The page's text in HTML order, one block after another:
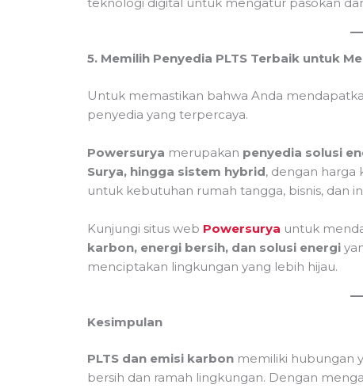
5. Memilih Penyedia PLTS Terbaik untuk
Untuk memastikan bahwa Anda
penyedia yang terpercaya.
Powersurya merupakan penyedia solusi
Surya, hingga sistem hybrid, dengan harga
untuk kebutuhan rumah tangga, bisnis, dan
Kunjungi situs web Powersurya untuk
karbon, energi bersih, dan solusi energi
menciptakan lingkungan yang lebih hijau.
Kesimpulan
PLTS dan emisi karbonmemiliki hubungan
bersih dan ramah lingkungan. Dengan